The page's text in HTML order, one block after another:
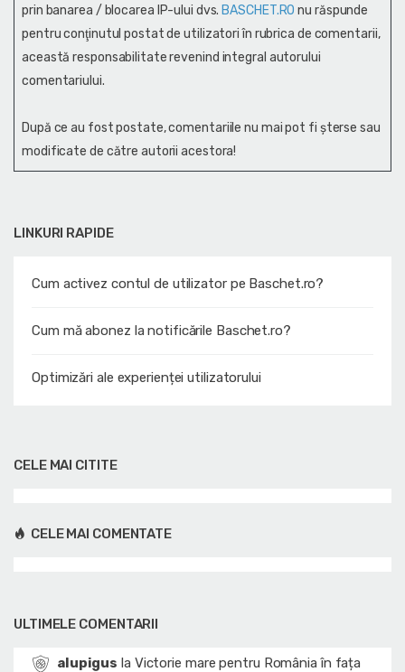
LINKURI RAPIDE
Cum activez contul de utilizator pe Baschet.ro?
Cum mă abonez la notificările Baschet.ro?
Optimizări ale experienței utilizatorului
prin banarea / blocarea IP-ului dvs. BASCHET.RO nu răspunde
pentru conţinutul postat de utilizatori în rubrica de comentarii,
această responsabilitate revenind integral autorului
comentariului.
După ce au fost postate, comentariile nu mai pot fi șterse sau
modificate de către autorii acestora!
CELE MAI CITITE
CELE MAI COMENTATE
ULTIMELE COMENTARII
alupigus la Victorie mare pentru România în fața